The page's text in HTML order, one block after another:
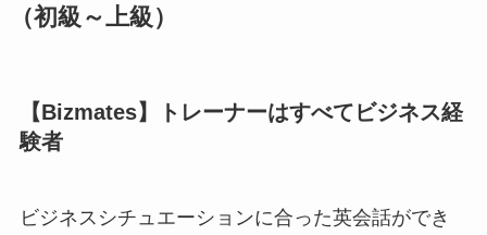
（初級～上級）
【Bizmates】トレーナーはすべてビジネス経
験者
ビジネスシチュエーションに合った英会話ができ